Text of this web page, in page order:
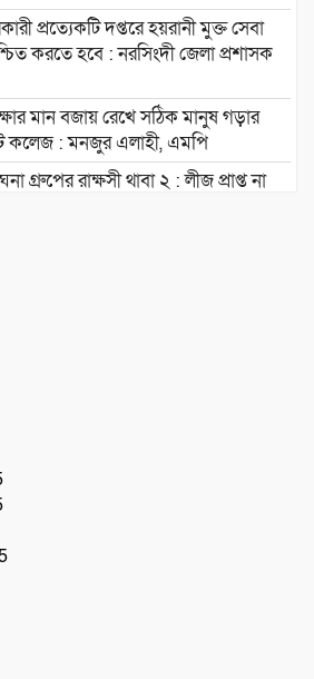
প্রত্যেকটি দপ্তরে হয়রানী মুক্ত সেবা
করতে হবে : নরসিংদী জেলা প্রশাসক
মান বজায় রেখে সঠিক মানুষ গড়ার
কলেজ : মনজুর এলাহী, এমপি
গ্রুপের রাক্ষসী থাবা ২ : লীজ প্রাপ্ত না
ও গ্রামীণ অর্থনীতি বদলে দিতে পলাশে
কংগ্রেস অনুষ্ঠিত